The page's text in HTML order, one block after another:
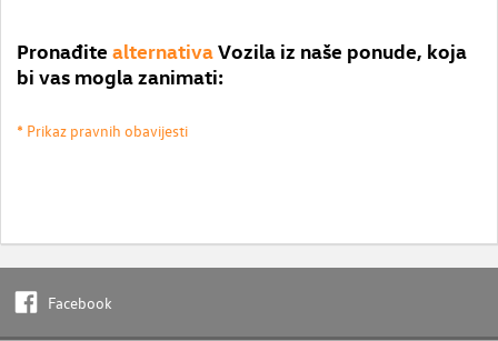
Pronađite alternativaVozila iz naše ponude, koja
bi vas mogla zanimati:
* Prikaz pravnih obavijesti
Facebook